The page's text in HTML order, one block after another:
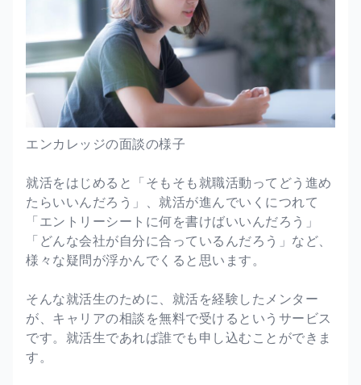
エンカレッジの面談の様子
就活をはじめると「そもそも就職活動ってどう進め
たらいいんだろう」、就活が進んでいくにつれて
「エントリーシートに何を書けばいいんだろう」
「どんな会社が自分に合っているんだろう」など、
様々な疑問が浮かんでくると思います。
そんな就活生のために、就活を経験したメンター
が、キャリアの相談を無料で受けるというサービス
です。就活生であれば誰でも申し込むことができま
す。